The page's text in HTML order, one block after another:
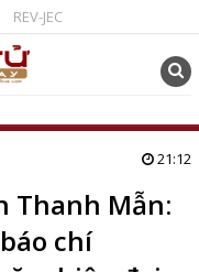
REV-JEC
21:12
Thanh Mẫn:
chí